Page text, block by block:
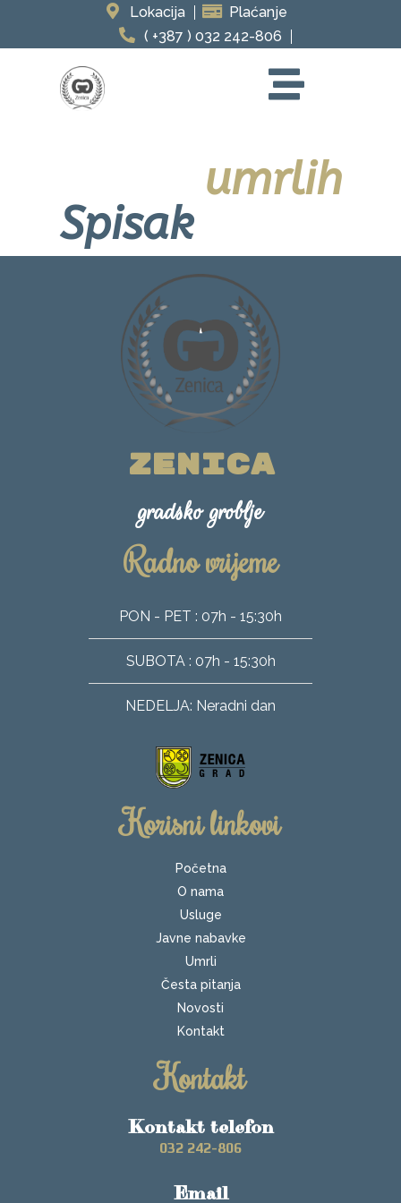
Lokacija
Plaćanje
( +387 ) 032 242-806
Spisak
umrlih
ZENICA
gradsko groblje
Radno vrijeme
PON - PET : 07h - 15:30h
SUBOTA : 07h - 15:30h
NEDELJA: Neradni dan
Korisni linkovi
Početna
O nama
Usluge
Javne nabavke
Umrli
Česta pitanja
Novosti
Kontakt
Kontakt
Kontakt telefon
032 242-806
Email